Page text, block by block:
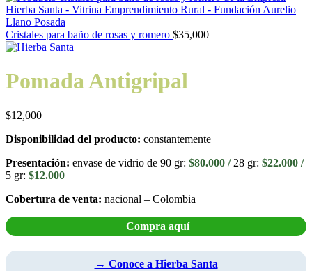
Cristales para baño de rosas y romero $35,000
Pomada Antigripal
$12,000
Disponibilidad del producto: constantemente
Presentación: envase de vidrio de 90 gr: $80.000 / 28 gr: $22.000 /
5 gr: $12.000
Cobertura de venta: nacional – Colombia
Compra aquí
→ Conoce a Hierba Santa